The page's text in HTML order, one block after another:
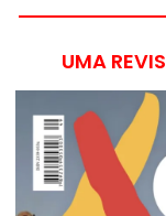
UMA